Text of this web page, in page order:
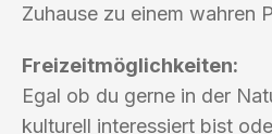
Zuhause zu einem wahren
Freizeitmöglichkeiten:
Egal ob du gerne in der
kulturell interessiert bist